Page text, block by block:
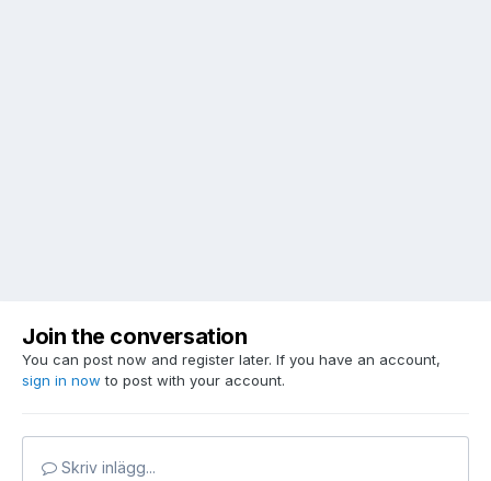
Join the conversation
You can post now and register later. If you have an account,
sign in now to post with your account.
Skriv inlägg...